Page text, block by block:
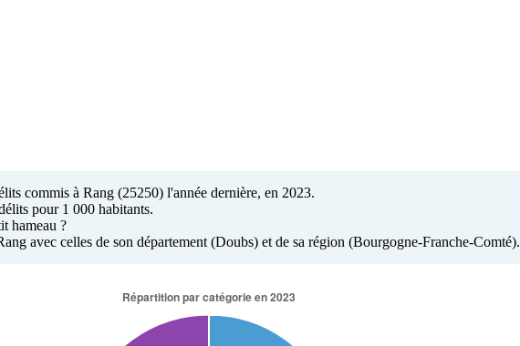
commis à Rang (25250) l'année dernière, en 2023.
pour 1 000 habitants.
hameau ?
avec celles de son département (Doubs) et de sa région (Bourgogne-Franche-Comté).